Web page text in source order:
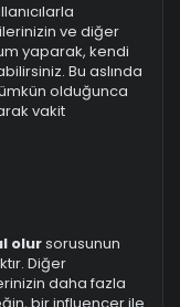
ve diğer
yaparak, kendi
Bu aslında
olduğunca
vakit
olursorusunun
Diğer
daha fazla